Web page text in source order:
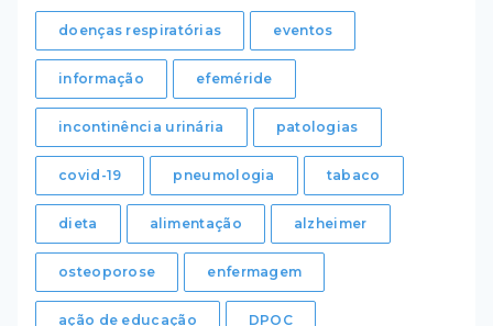
doenças respiratórias eventos
informação efeméride
incontinência urinária patologias
covid-19 pneumologia tabaco
dieta alimentação alzheimer
osteoporose enfermagem
ação de educação DPOC